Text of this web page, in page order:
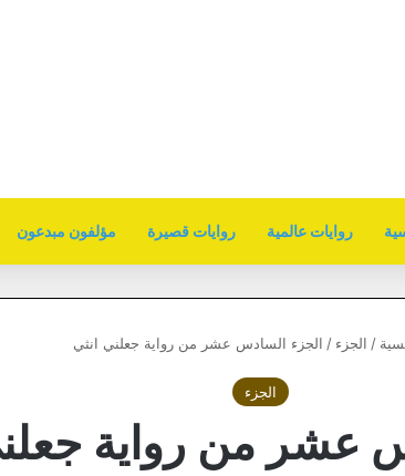
روايات عالمية روايات قصيرة مؤلفون مبدعون
/ الجزء / الجزء السادس عشر من رواية جعلني انثي
الجزء
عشر من رواية